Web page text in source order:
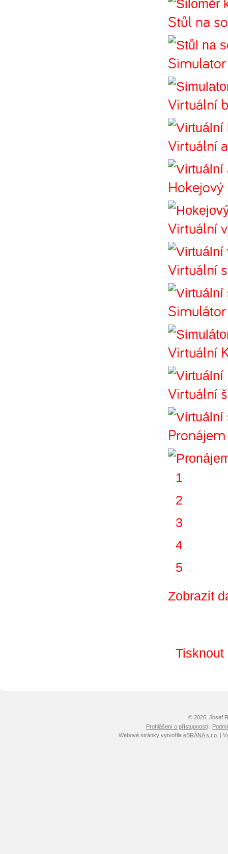
Stůl na
Virtuální
Virtuální
Virtuální
Virtuální
Virtuální
Virtuální
1
2
3
4
5
Zobrazit
Tisknout
© 2026, Josef
Prohlášení o přístupnosti|
Webové stránky vytvořila eBRÁNA s.r.o. |